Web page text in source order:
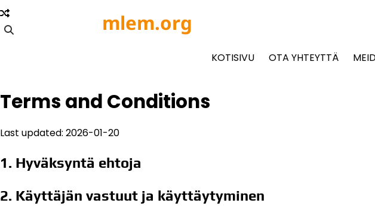
Skip
to
content
mlem.org
KOTISIVU OTA YHTEYTTÄ
Terms and Conditions
Last updated: 2026-01-20
1. Hyväksyntä ehtoja
2. Käyttäjän vastuut ja käyttäytyminen